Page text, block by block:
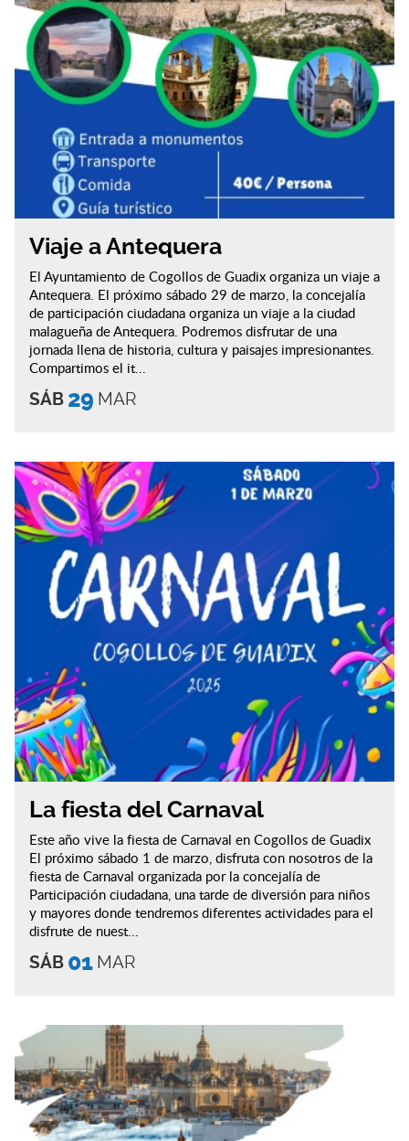
Viaje a Antequera
El Ayuntamiento de Cogollos de Guadix organiza un viaje a
Antequera. El próximo sábado 29 de marzo, la concejalía
de participación ciudadana organiza un viaje a la ciudad
malagueña de Antequera. Podremos disfrutar de una
jornada llena de historia, cultura y paisajes impresionantes.
Compartimos el it...
SÁB 29 MAR
La fiesta del Carnaval
Este año vive la fiesta de Carnaval en Cogollos de Guadix
El próximo sábado 1 de marzo, disfruta con nosotros de la
fiesta de Carnaval organizada por la concejalía de
Participación ciudadana, una tarde de diversión para niños
y mayores donde tendremos diferentes actividades para el
disfrute de nuest...
SÁB 01 MAR